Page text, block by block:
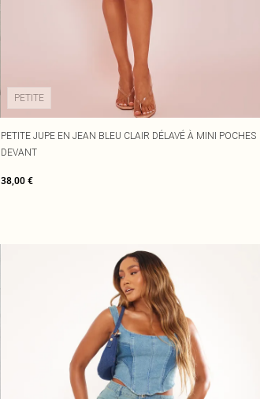
PETITE
PETITE JUPE EN JEAN BLEU CLAIR DÉLAVÉ À MINI POCHES
DEVANT
38,00 €